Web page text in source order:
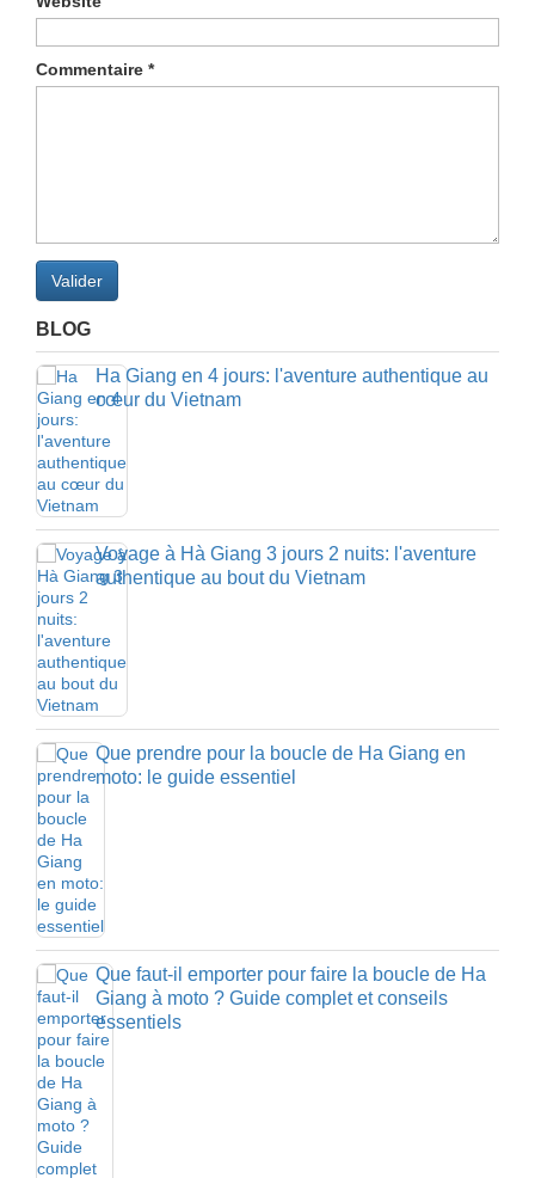
Commentaire *
Valider
BLOG
Ha Giang en 4 jours: l'aventure authentique au
cœur du Vietnam
Voyage à Hà Giang 3 jours 2 nuits: l'aventure
authentique au bout du Vietnam
Que prendre pour la boucle de Ha Giang en
moto: le guide essentiel
Que faut-il emporter pour faire la boucle de Ha
Giang à moto ? Guide complet et conseils
essentiels